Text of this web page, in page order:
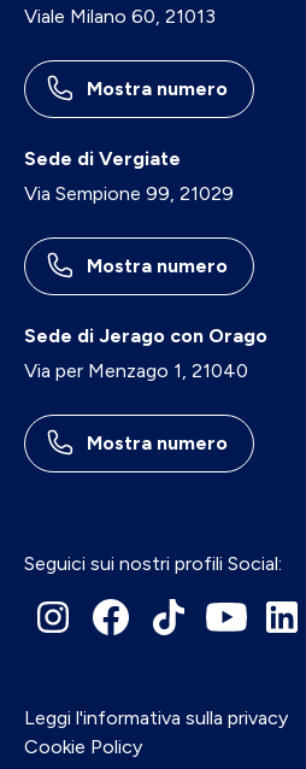
Viale Milano 60, 21013
Mostra numero
Sede di Vergiate
Via Sempione 99, 21029
Mostra numero
Sede di Jerago con Orago
Via per Menzago 1, 21040
Mostra numero
Seguici sui nostri profili Social:
Leggi l'informativa sulla privacy
Cookie Policy